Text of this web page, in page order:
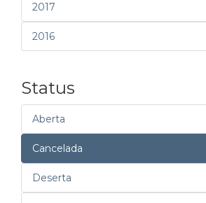
2017
2016
Status
Aberta
Cancelada
Deserta